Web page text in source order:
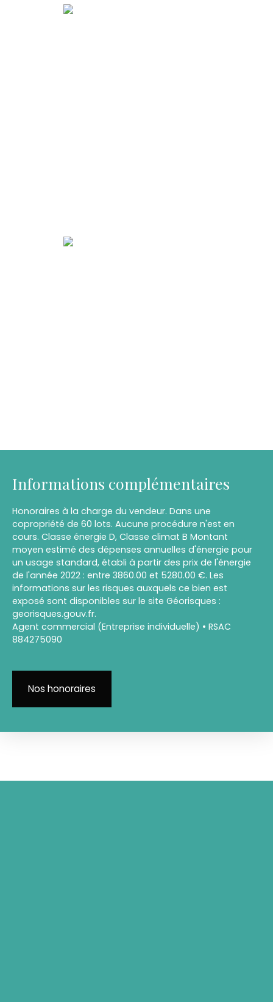
Informations complémentaires
Honoraires à la charge du vendeur. Dans une
copropriété de 60 lots. Aucune procédure n'est en
cours. Classe énergie D, Classe climat B Montant
moyen estimé des dépenses annuelles d'énergie pour
un usage standard, établi à partir des prix de l'énergie
de l'année 2022 : entre 3860.00 et 5280.00 €. Les
informations sur les risques auxquels ce bien est
exposé sont disponibles sur le site Géorisques :
georisques.gouv.fr.
Agent commercial (Entreprise individuelle) • RSAC
884275090
Nos honoraires